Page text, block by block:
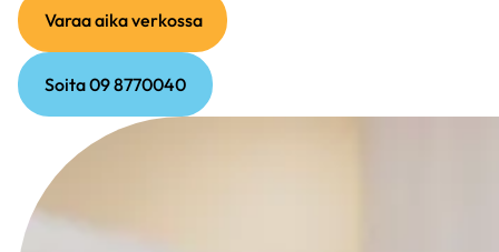
linkki)
Varaa aika verkossa(ulkoinen
linkki)
Soita 09 8770040